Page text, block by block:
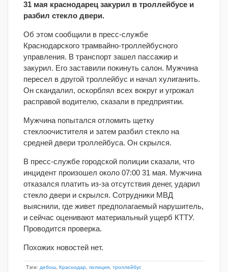
31 мая краснодарец закурил в троллейбусе и
разбил стекло двери.
Об этом сообщили в пресс-службе
Краснодарского трамвайно-троллейбусного
управления. В транспорт зашел пассажир и
закурил. Его заставили покинуть салон. Мужчина
пересел в другой троллейбус и начал хулиганить.
Он скандалил, оскорблял всех вокруг и угрожал
расправой водителю, сказали в предприятии.
Мужчина попытался отломить щетку
стеклоочистителя и затем разбил стекло на
средней двери троллейбуса. Он скрылся.
В пресс-службе городской полиции сказали, что
инцидент произошел около 07:00 31 мая. Мужчина
отказался платить из-за отсутствия денег, ударил
стекло двери и скрылся. Сотрудники МВД
выяснили, где живет предполагаемый нарушитель,
и сейчас оценивают материальный ущерб КТТУ.
Проводится проверка.
Похожих новостей нет.
Тэги: дебош Краснодар полиция троллейбус